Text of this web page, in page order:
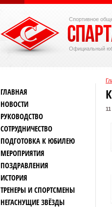
Спортивное
Официальный
ГЛАВНАЯ
НОВОСТИ
РУКОВОДСТВО
СОТРУДНИЧЕСТВО
ПОДГОТОВКА К ЮБИЛЕЮ
МЕРОПРИЯТИЯ
ПОЗДРАВЛЕНИЯ
ИСТОРИЯ
ТРЕНЕРЫ И СПОРТСМЕНЫ
НЕГАСНУЩИЕ ЗВЁЗДЫ